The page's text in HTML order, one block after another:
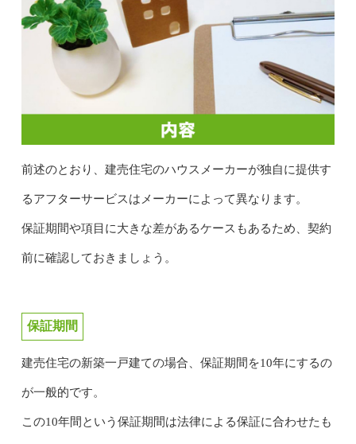
前述のとおり、建売住宅のハウスメーカーが独自に提供す
るアフターサービスはメーカーによって異なります。
保証期間や項目に大きな差があるケースもあるため、契約
前に確認しておきましょう。
保証期間
建売住宅の新築一戸建ての場合、保証期間を10年にするの
が一般的です。
この10年間という保証期間は法律による保証に合わせたも